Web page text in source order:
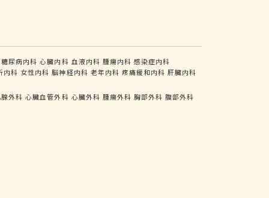
糖尿病内科 心臓内科 血液内科 腫瘍内科 感染症内科
内科 女性内科 脳神経内科 老年内科 疼痛緩和内科 肝臓内科
外科 心臓血管外科 心臓外科 腫瘍外科 胸部外科 腹部外科